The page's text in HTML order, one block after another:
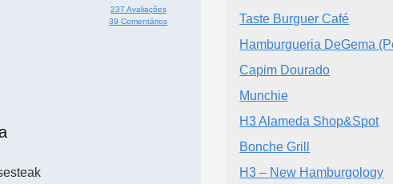
237 Avaliações
39 Comentários
Taste Burguer Café
Hamburgueria DeGema
Capim Dourado
Munchie
H3 Alameda Shop&Spot
Bonche Grill
H3 – New Hamburgology